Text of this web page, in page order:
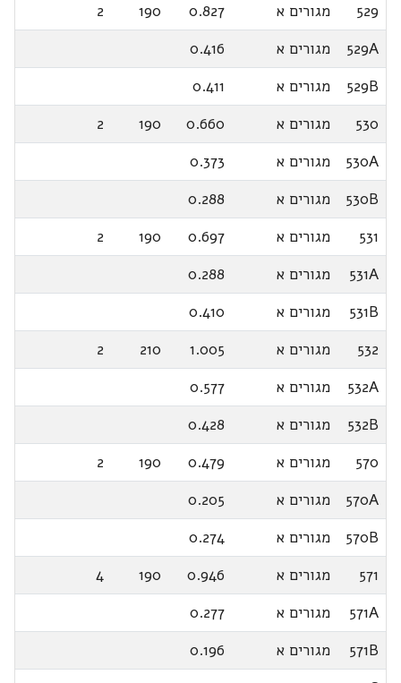
529
מגורים א 0.827
190
2
529A
מגורים א
0.416
529B
מגורים א
0.411
530
מגורים א 0.660
190
2
530A
מגורים א
0.373
530B
מגורים א
0.288
531
מגורים א 0.697
190
2
531A
מגורים א
0.288
531B
מגורים א
0.410
532
מגורים א 1.005
210
2
532A
מגורים א
0.577
532B
מגורים א
0.428
570
מגורים א 0.479
190
2
570A
מגורים א
0.205
570B
מגורים א
0.274
571
מגורים א 0.946
190
4
571A
מגורים א
0.277
571B
מגורים א
0.196